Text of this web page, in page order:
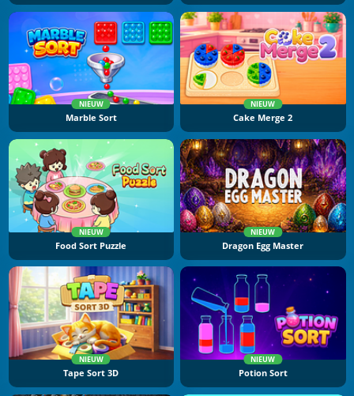
NIEUW
Marble Sort
NIEUW
Cake Merge 2
NIEUW
Food Sort Puzzle
NIEUW
Dragon Egg Master
NIEUW
Tape Sort 3D
NIEUW
Potion Sort